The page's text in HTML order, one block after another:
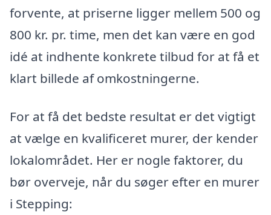
forvente, at priserne ligger mellem 500 og
800 kr. pr. time, men det kan være en god
idé at indhente konkrete tilbud for at få et
klart billede af omkostningerne.
For at få det bedste resultat er det vigtigt
at vælge en kvalificeret murer, der kender
lokalområdet. Her er nogle faktorer, du
bør overveje, når du søger efter en murer
i Stepping: